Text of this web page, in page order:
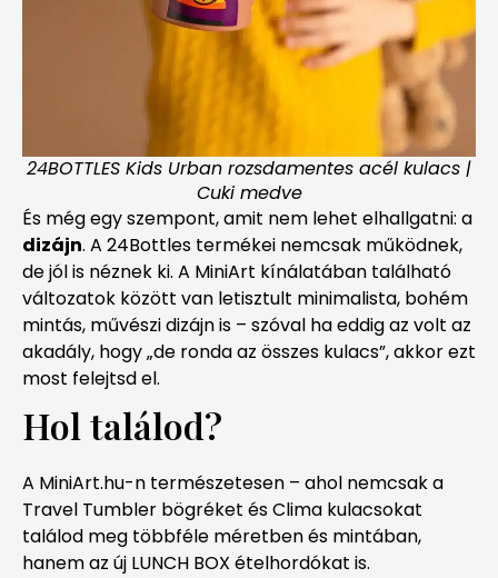
24BOTTLES Kids Urban rozsdamentes acél kulacs |
Cuki medve
És még egy szempont, amit nem lehet elhallgatni: a
dizájn. A 24Bottles termékei nemcsak működnek,
de jól is néznek ki. A MiniArt kínálatában található
változatok között van letisztult minimalista, bohém
mintás, művészi dizájn is – szóval ha eddig az volt az
akadály, hogy „de ronda az összes kulacs”, akkor ezt
most felejtsd el.
Hol találod?
A MiniArt.hu-n természetesen – ahol nemcsak a
Travel Tumbler bögréket és Clima kulacsokat
találod meg többféle méretben és mintában,
hanem az új LUNCH BOX ételhordókat is.